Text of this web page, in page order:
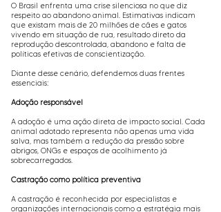
O Brasil enfrenta uma crise silenciosa no que diz
respeito ao abandono animal. Estimativas indicam
que existam mais de 20 milhões de cães e gatos
vivendo em situação de rua, resultado direto da
reprodução descontrolada, abandono e falta de
políticas efetivas de conscientização.
Diante desse cenário, defendemos duas frentes
essenciais:
Adoção responsável
A adoção é uma ação direta de impacto social. Cada
animal adotado representa não apenas uma vida
salva, mas também a redução da pressão sobre
abrigos, ONGs e espaços de acolhimento já
sobrecarregados.
Castração como política preventiva
A castração é reconhecida por especialistas e
organizações internacionais como a estratégia mais